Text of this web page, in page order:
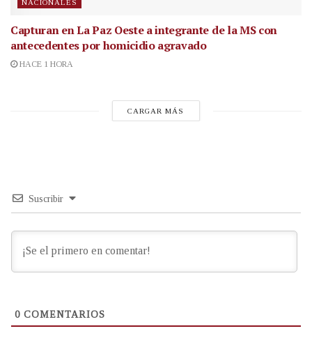
NACIONALES
Capturan en La Paz Oeste a integrante de la MS con
antecedentes por homicidio agravado
HACE 1 HORA
CARGAR MÁS
Suscribir
0 COMENTARIOS